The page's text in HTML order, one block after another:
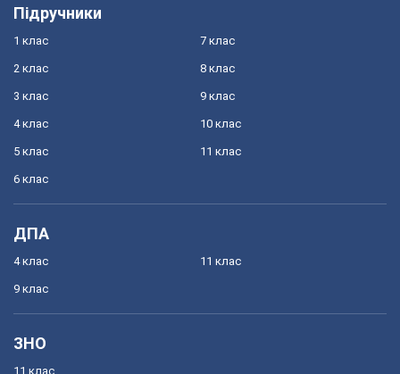
Підручники
1 клас
2 клас
3 клас
4 клас
5 клас
6 клас
7 клас
8 клас
9 клас
10 клас
11 клас
ДПА
4 клас
9 клас
11 клас
ЗНО
11 клас